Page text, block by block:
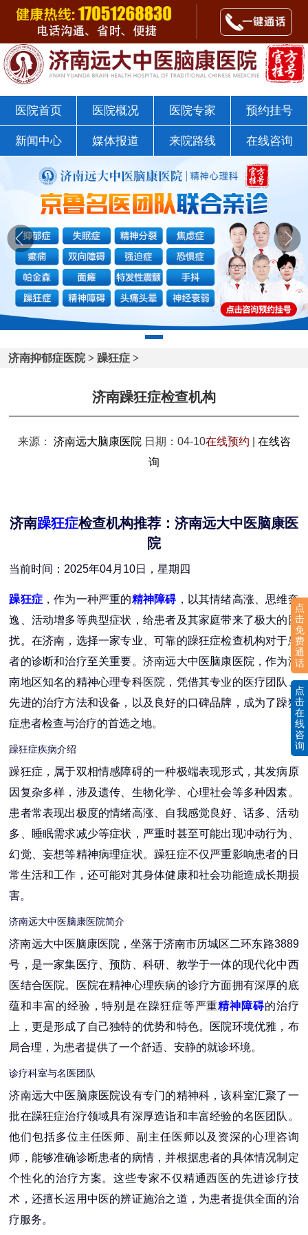
医院首页 医院概况 医院专家 预约挂号
新闻中心 媒体报道 来院路线 在线咨询
济南抑郁症医院> 躁狂症>
济南躁狂症检查机构
来源： 济南远大脑康医院 日期：04-10在线预约
在线咨
询
济南躁狂症检查机构推荐：济南远大中医脑康医
院
当前时间：2025年04月10日，星期四
躁狂症 ，作为一种严重的精神障碍，以其情绪高涨、思维奔
逸、活动增多等典型症状，给患者及其家庭带来了极大的困
扰。在济南，选择一家专业、可靠的躁狂症检查机构对于患
者的诊断和治疗至关重要。济南远大中医脑康医院，作为济
南地区知名的精神心理专科医院，凭借其专业的医疗团队、
先进的治疗方法和设备，以及良好的口碑品牌，成为了躁狂
症患者检查与治疗的首选之地。
躁狂症疾病介绍
躁狂症，属于双相情感障碍的一种极端表现形式，其发病原
因复杂多样，涉及遗传、生物化学、心理社会等多种因素。
患者常表现出极度的情绪高涨、自我感觉良好、话多、活动
多、睡眠需求减少等症状，严重时甚至可能出现冲动行为、
幻觉、妄想等精神病理症状。躁狂症不仅严重影响患者的日
常生活和工作，还可能对其身体健康和社会功能造成长期损
害。
济南远大中医脑康医院简介
济南远大中医脑康医院，坐落于济南市历城区二环东路3889
号，是一家集医疗、预防、科研、教学于一体的现代化中西
医结合医院。医院在精神心理疾病的诊疗方面拥有深厚的底
蕴和丰富的经验，特别是在躁狂症等严重精神障碍的治疗
上，更是形成了自己独特的优势和特色。医院环境优雅，布
局合理，为患者提供了一个舒适、安静的就诊环境。
诊疗科室与名医团队
济南远大中医脑康医院设有专门的精神科，该科室汇聚了一
批在躁狂症治疗领域具有深厚造诣和丰富经验的名医团队。
他们包括多位主任医师、副主任医师以及资深的心理咨询
师，能够准确诊断患者的病情，并根据患者的具体情况制定
个性化的治疗方案。这些专家不仅精通西医的先进诊疗技
术，还擅长运用中医的辨证施治之道，为患者提供全面的治
疗服务。
郭树杰医师
济南远大中医脑康医院戒瘾科
点击咨询
点
击
免
费
通
话
点
击
在
线
咨
询